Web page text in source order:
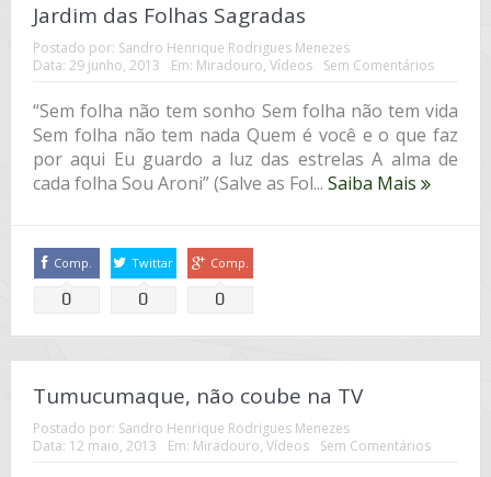
Jardim das Folhas Sagradas
Postado por: Sandro Henrique Rodrigues Menezes
Data: 29 junho, 2013 Em: Miradouro, Vídeos Sem Comentários
“Sem folha não tem sonho Sem folha não tem vida
Sem folha não tem nada Quem é você e o que faz
por aqui Eu guardo a luz das estrelas A alma de
cada folha Sou Aroni” (Salve as Fol... Saiba Mais
Comp.
0
Twittar
0
Comp.
0
Tumucumaque, não coube na TV
Postado por: Sandro Henrique Rodrigues Menezes
Data: 12 maio, 2013 Em: Miradouro, Vídeos Sem Comentários